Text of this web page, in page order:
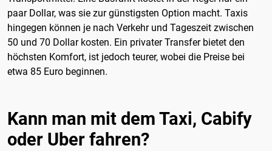
paar Dollar, was sie zur günstigsten Option macht. Taxis
hingegen können je nach Verkehr und Tageszeit zwischen
50 und 70 Dollar kosten. Ein privater Transfer bietet den
höchsten Komfort, ist jedoch teurer, wobei die Preise bei
etwa 85 Euro beginnen.
Kann man mit dem Taxi, Cabify
oder Uber fahren?